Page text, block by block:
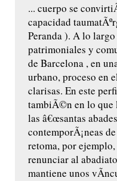
... cuerpo se
capacidad
Peranda ). A lo
patrimoniales y
de Barcelona , en
urbano, proceso en
clarisas. En este
tambiÃ©n en lo que
las â€œsantas
contemporÃ¡neas
retoma, por
renunciar al
mantiene unos